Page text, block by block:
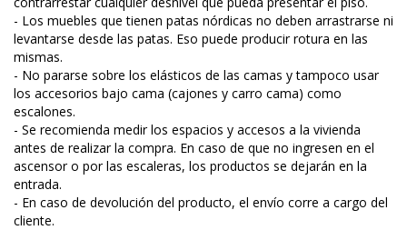
- Los muebles que tienen patas nórdicas no deben arrastrarse ni
levantarse desde las patas. Eso puede producir rotura en las
mismas.
- No pararse sobre los elásticos de las camas y tampoco usar
los accesorios bajo cama (cajones y carro cama) como
escalones.
- Se recomienda medir los espacios y accesos a la vivienda
antes de realizar la compra. En caso de que no ingresen en el
ascensor o por las escaleras, los productos se dejarán en la
entrada.
- En caso de devolución del producto, el envío corre a cargo del
cliente.